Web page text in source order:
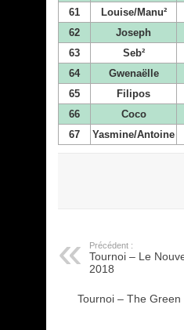
61 Louise/Manu²
62
Joseph
63
Seb²
64
Gwenaëlle
65
Filipos
66
Coco
67
Yasmine/Antoine
Précédent :
Tournoi – Le
2018
Tournoi – The